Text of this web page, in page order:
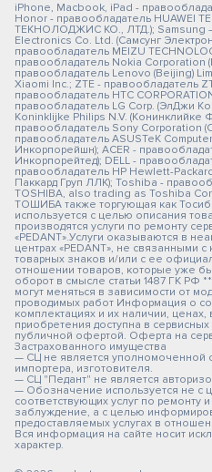
iPhone, Macbook, iPad -
Honor - правообладатель HUAWEI
ТЕКНОЛОДЖИС КО., ЛТД.); Samsung
Electronics Co. Ltd. (Самсунг
правообладатель MEIZU
правообладатель Nokia Corporation
правообладатель Lenovo (Beijing)
Xiaomi Inc.; ZTE - правообладатель
правообладатель HTC
правообладатель LG Corp. (ЭлДжи
Koninklijke Philips N.V. (Конинклийке
правообладатель Sony Corporation
правообладатель ASUSTeK
Инкорпорейшн); ACER -
Инкорпорейтед); DELL -
правообладатель HP Hewlett-
Паккард Груп ЛЛК); Toshiba -
TOSHIBA, also trading as Toshiba
ТОШИБА также торгующая как
используется с целью описания
производятся услуги по ремонту
«PEDANT».Услуги оказываются в
центрах «PEDANT», не связанными
товарных знаков и/или с ее
отношении товаров, которые уже
оборот в смысле статьи 1487 ГК РФ
могут меняться в зависимости от
проводимых работ Информация о
комплектациях и их наличии,
приобретения доступна в
публичной офертой. Оферта на
Застрахованного имущества
— СЦ не является уполномоченной
импортера, изготовителя.
— СЦ "Педант" не является
— Обозначение используется не с
соответствующих услуг по ремонту
заблуждение, а с целью
предоставляемых услугах в
Вся информация на сайте носит
характер.